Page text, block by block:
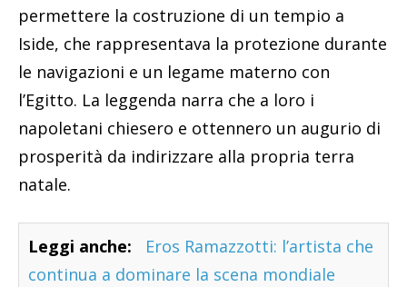
permettere la costruzione di un tempio a
Iside, che rappresentava la protezione durante
le navigazioni e un legame materno con
l’Egitto. La leggenda narra che a loro i
napoletani chiesero e ottennero un augurio di
prosperità da indirizzare alla propria terra
natale.
Leggi anche:
Eros Ramazzotti: l’artista che
continua a dominare la scena mondiale